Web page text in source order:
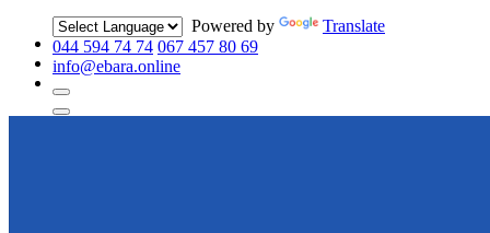
Powered by
Translate
044 594 74 74 067 457 80 69
info@ebara.online